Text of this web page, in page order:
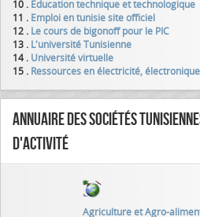
10 . Education technique et technologique
11 . Emploi en tunisie site officiel
12 . Le cours de bigonoff pour le PIC
13 . L'université Tunisienne
14 . Université virtuelle
15 . Ressources en électricité, électronique
Annuaire des sociétés
d'activité
Agriculture et Agro-